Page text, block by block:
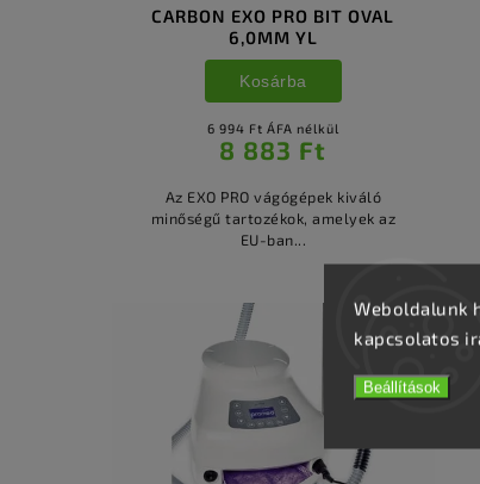
Weboldalunk
kapcsolatos
Beállítások
CARBON EXO PRO BIT OVAL
6,0MM YL
6 994 Ft ÁFA nélkül
8 883 Ft
Kosárba
Az EXO PRO vágógépek kiváló
minőségű tartozékok, amelyek az
EU-ban...